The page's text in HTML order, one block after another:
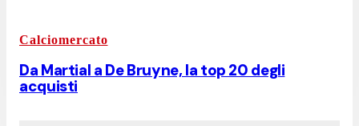
Calciomercato
Da Martial a De Bruyne, la top 20 degli
acquisti